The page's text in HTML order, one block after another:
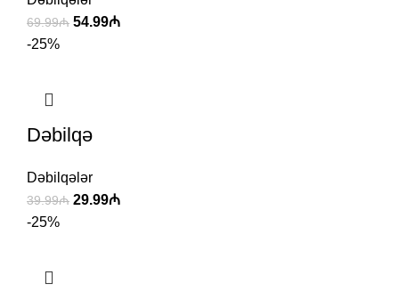
69.99₼ 54.99₼
-25%
Dəbilqə
Dəbilqələr
39.99₼ 29.99₼
-25%